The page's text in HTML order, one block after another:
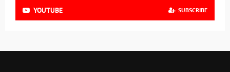
YOUTUBE SUBSCRIBE